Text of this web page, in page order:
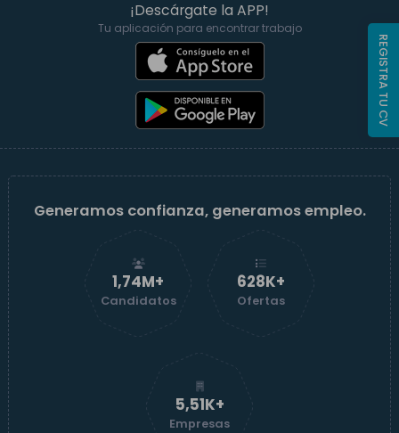
¡Descárgate la APP!
Tu aplicación para encontrar trabajo
Generamos confianza, generamos empleo.
1,74M+
Candidatos
629K+
Ofertas
5,51K+
Empresas
REGISTRA TU CV